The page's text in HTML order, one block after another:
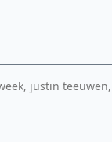
justin